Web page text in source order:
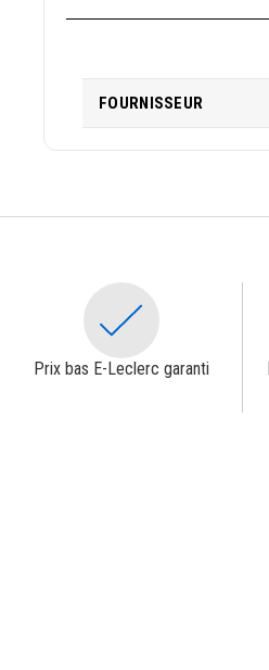
FOURNISSEUR
Prix bas E-Leclerc garanti